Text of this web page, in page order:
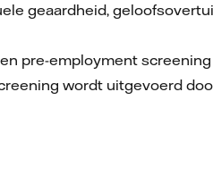
geaardheid,
pre-employment
wordt uitgevoerd